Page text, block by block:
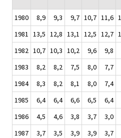
1980 8,9 9,3 9,7 10,7 11,6
1981 13,5 12,8 13,1 12,5 12,7
1982 10,7 10,3 10,2 9,6 9,8
1983
8,2 8,2 7,5 8,0 7,7
1984
8,3 8,2 8,1 8,0 7,4
1985
6,4 6,4 6,6 6,5 6,4
1986
4,5 4,6 3,8 3,7 3,0
1987
3,7 3,5 3,9 3,9 3,7